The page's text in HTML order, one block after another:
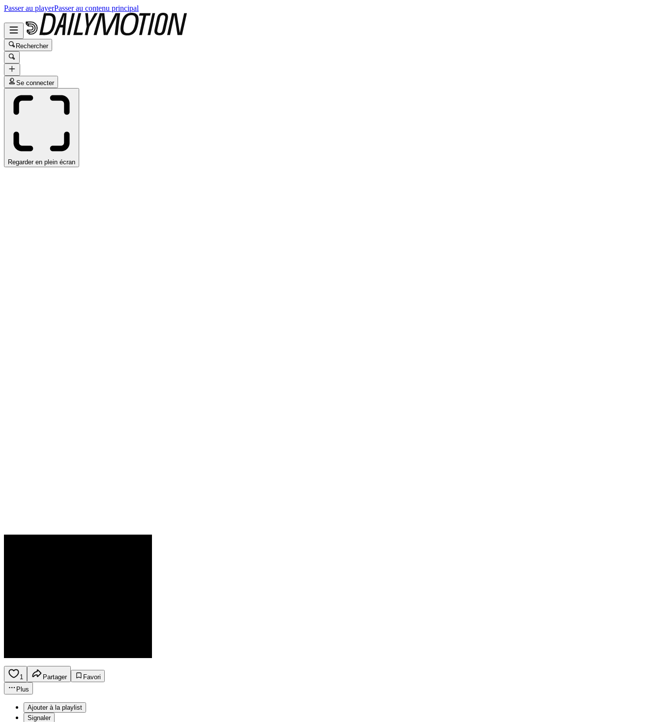
Passer au playerPasser au contenu principal
Rechercher
Se connecter
Regarder en plein écran
1 Partager
Favori
Plus
Ajouter à la playlist
Signaler